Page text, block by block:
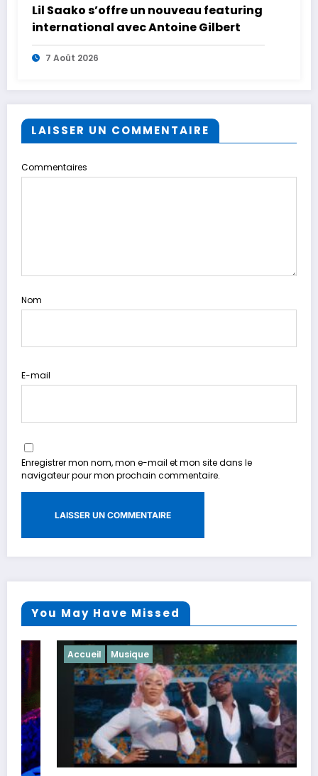
Lil Saako s’offre un nouveau featuring
international avec Antoine Gilbert
7 Août 2026
LAISSER UN COMMENTAIRE
Commentaires
Nom
E-mail
Enregistrer mon nom, mon e-mail et mon site dans le
navigateur pour mon prochain commentaire.
You May Have Missed
Accueil Musique